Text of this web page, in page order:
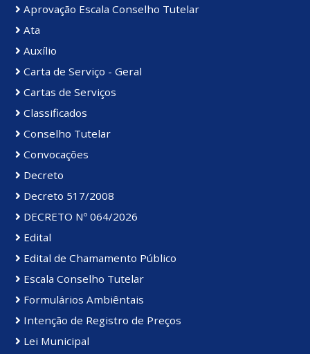
Aprovação Escala Conselho Tutelar
Ata
Auxílio
Carta de Serviço - Geral
Cartas de Serviços
Classificados
Conselho Tutelar
Convocações
Decreto
Decreto 517/2008
DECRETO Nº 064/2026
Edital
Edital de Chamamento Público
Escala Conselho Tutelar
Formulários Ambiêntais
Intenção de Registro de Preços
Lei Municipal